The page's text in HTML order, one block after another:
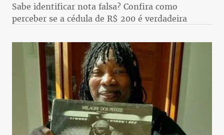
Sabe identificar nota falsa? Confira como
perceber se a cédula de R$ 200 é verdadeira